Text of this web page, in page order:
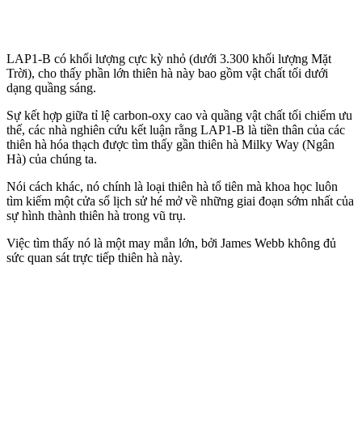
LAP1-B có khối lượng cực kỳ nhỏ (dưới 3.300 khối lượng Mặt
Trời), cho thấy phần lớn thiên hà này bao gồm vật chất tối dưới
dạng quầng sáng.
Sự kết hợp giữa tỉ lệ carbon-oxy cao và quầng vật chất tối chiếm ưu
thế, các nhà nghiên cứu kết luận rằng LAP1-B là tiền thân của các
thiên hà hóa thạch được tìm thấy gần thiên hà Milky Way (Ngân
Hà) của chúng ta.
Nói cách khác, nó chính là loại thiên hà tổ tiên mà khoa học luôn
tìm kiếm một cửa sổ lịch sử hé mở về những giai đoạn sớm nhất của
sự hình thành thiên hà trong vũ trụ.
Việc tìm thấy nó là một may mắn lớn, bởi James Webb không đủ
sức quan sát trực tiếp thiên hà này.